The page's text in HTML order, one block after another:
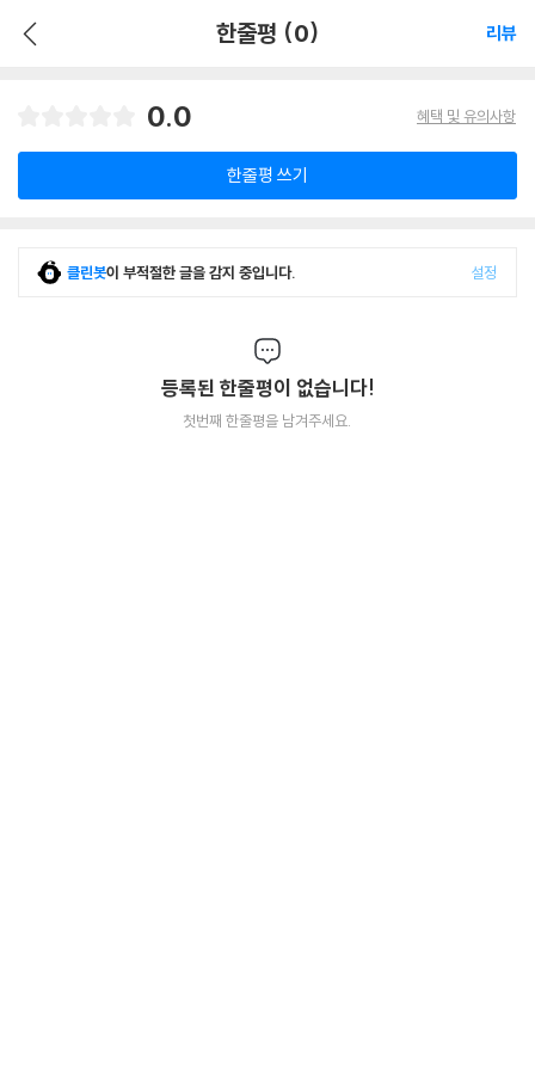
한줄평 (0) 리뷰
0.0 혜택 및 유의사항
한줄평 쓰기
클린봇이 부적절한 글을 감지 중입니다. 설정
등록된 한줄평이 없습니다!
첫번째 한줄평을 남겨주세요.